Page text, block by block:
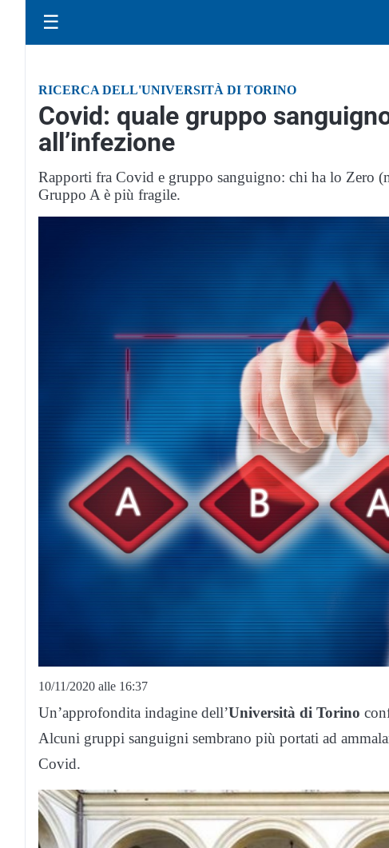
☰
RICERCA DELL'UNIVERSITÀ DI TORINO
Covid: quale gruppo
all’infezione
Rapporti fra Covid e gruppo sanguigno: chi ha lo Zero
Gruppo A è più fragile.
10/11/2020 alle 16:37
Un’approfondita indagine dell’Università di Torino
Alcuni gruppi sanguigni sembrano più portati ad
Covid.